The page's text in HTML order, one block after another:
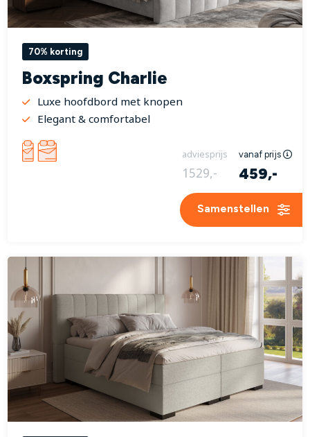
70% korting
Boxspring Charlie
Luxe hoofdbord met knopen
Elegant & comfortabel
adviesprijs vanaf prijs
1529,- 459,-
Samenstellen